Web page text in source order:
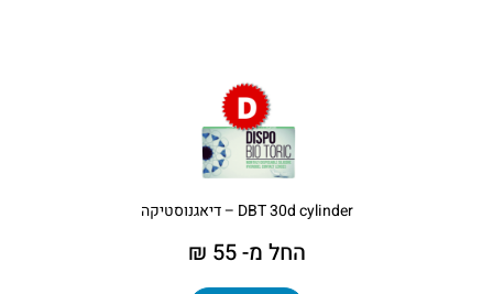
DBT 30d cylinder – דיאגנוסטיקה
החל מ- 55 ₪